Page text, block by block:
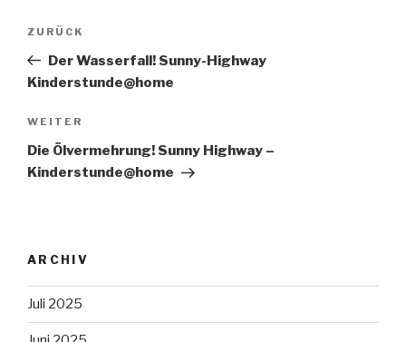
Beitragsnavigation
Vorheriger
Beitrag
ZURÜCK
Der Wasserfall! Sunny-Highway
Kinderstunde@home
Nächster
Beitrag
WEITER
Die Ölvermehrung! Sunny Highway –
Kinderstunde@home
ARCHIV
Juli 2025